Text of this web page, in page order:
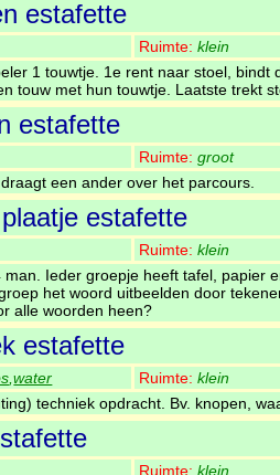
estafette
Ruimte:klein
1 touwtje. 1e rent naar stoel, bindt
touw met hun touwtje. Laatste trekt
estafette
Ruimte:groot
een ander over het parcours.
estafette
Ruimte:klein
Ieder groepje heeft tafel, papier
het woord uitbeelden door
alle woorden heen?
estafette
,water Ruimte:klein
techniek opdracht. Bv. knopen,
Ruimte:klein